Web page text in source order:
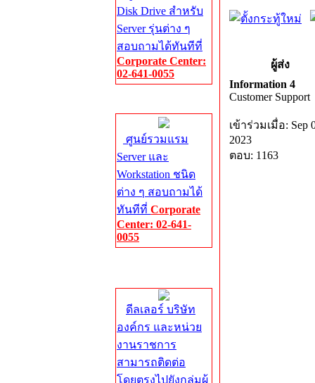
Disk Drive สำหรับ
Server รุ่นต่าง ๆ
สอบถามได้ทันทีที่
Corporate Center:
02-641-0055
ศูนย์รวมแรม
Server และ
Workstation ชนิด
ต่าง ๆ สอบถามได้
ทันทีที่ Corporate
Center: 02-641-
0055
ดีลเลอร์ บริษัท
องค์กร และหน่วย
งานราชการ
สามารถติดต่อ
โดยตรงไปยังกลุ่มผู้
ผู้ส่ง
Information 4
Customer Support
เข้าร่วมเมื่อ: Sep
2023
ตอบ: 1163